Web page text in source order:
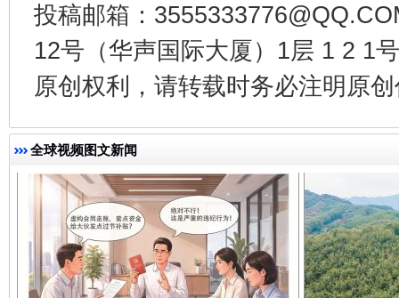
投稿邮箱：
12号（华声国际大厦）1层 1 2 1
原创权利，请转载时务必注明原
全球视频图文新闻
千年窑火 生生不息 一
揭开“小金库”的免责幌子